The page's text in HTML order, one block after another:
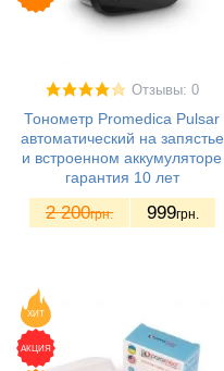
Отзывы: 0
Тонометр Promedica Pulsar
автоматический на запястье
и встроенном аккумуляторе
гарантия 10 лет
2 200грн. 999грн.
ХИТ
АКЦИЯ